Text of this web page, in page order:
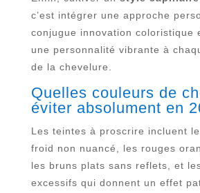
c’est intégrer une approche
conjugue innovation coloristique
une personnalité vibrante à
de la chevelure.
Quelles couleurs de
éviter absolument en
Les teintes à proscrire incluent
froid non nuancé, les rouges
les bruns plats sans reflets, et
excessifs qui donnent un effet